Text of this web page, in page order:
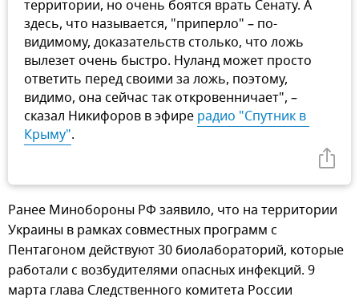
территории, но очень боятся врать Сенату. А
здесь, что называется, "приперло" – по-
видимому, доказательств столько, что ложь
вылезет очень быстро. Нуланд может просто
ответить перед своими за ложь, поэтому,
видимо, она сейчас так откровенничает", –
сказал Никифоров в эфире радио "Спутник в
Крыму".
Ранее Минобороны РФ заявило, что на территории
Украины в рамках совместных программ с
Пентагоном действуют 30 биолабораторий, которые
работали с возбудителями опасных инфекций. 9
марта глава Следственного комитета России